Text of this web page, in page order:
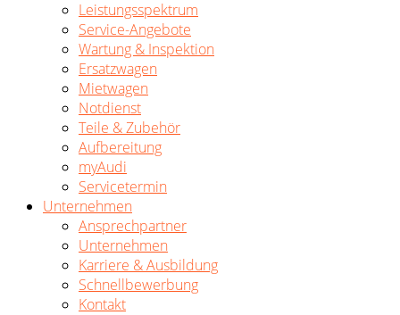
Leistungsspektrum
Service-Angebote
Wartung & Inspektion
Ersatzwagen
Mietwagen
Notdienst
Teile & Zubehör
Aufbereitung
myAudi
Servicetermin
Unternehmen
Ansprechpartner
Unternehmen
Karriere & Ausbildung
Schnellbewerbung
Kontakt